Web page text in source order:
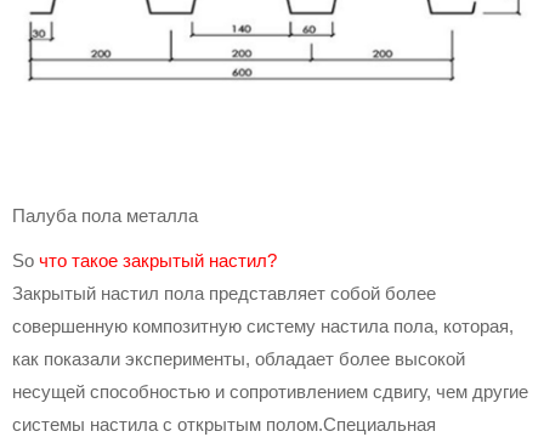
Палуба пола металла
So что такое закрытый настил?
Закрытый настил пола представляет собой более
совершенную композитную систему настила пола, которая,
как показали эксперименты, обладает более высокой
несущей способностью и сопротивлением сдвигу, чем другие
системы настила с открытым полом.Специальная